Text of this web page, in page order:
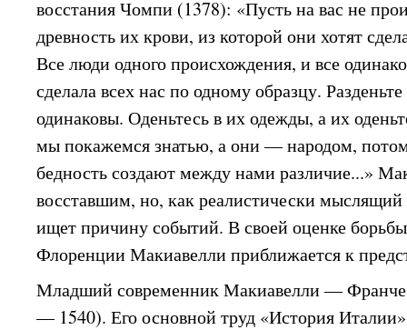
восстания Чомпи (1378): «Пусть на вас не
древность их крови, из которой они хотят
Все люди одного происхождения, и все
сделала всех нас по одному образцу.
одинаковы. Оденьтесь в их одежды, а их
мы покажемся знатью, а они — народом,
бедность создают между нами различие...»
восставшим, но, как реалистически
ищет причину событий. В своей оценке
Флоренции Макиавелли приближается к
Младший современник Макиавелли —
— 1540). Его основной труд «История